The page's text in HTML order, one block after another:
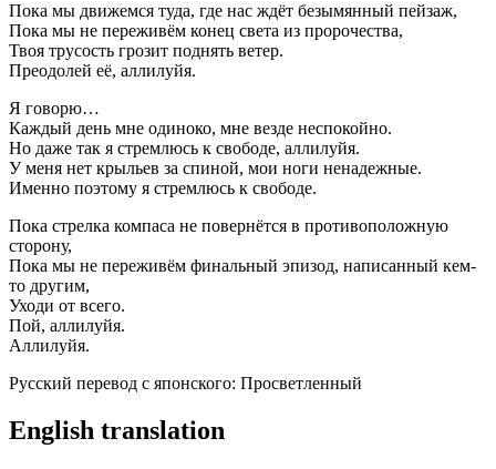
Пока мы движемся туда, где нас ждёт безымянный пейзаж,
Пока мы не переживём конец света из пророчества,
Твоя трусость грозит поднять ветер.
Преодолей её, аллилуйя.
Я говорю…
Каждый день мне одиноко, мне везде неспокойно.
Но даже так я стремлюсь к свободе, аллилуйя.
У меня нет крыльев за спиной, мои ноги ненадежные.
Именно поэтому я стремлюсь к свободе.
Пока стрелка компаса не повернётся в противоположную
сторону,
Пока мы не переживём финальный эпизод, написанный кем-
то другим,
Уходи от всего.
Пой, аллилуйя.
Аллилуйя.
Русский перевод с японского: Просветленный
English translation